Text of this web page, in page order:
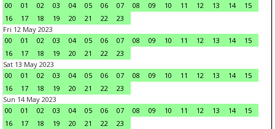
00
01 02 03 04 05 06 07 08 09 10 11 12 13 14
15
16
17 18 19 20 21 22
23
Fri 12 May 2023
00
01 02 03 04 05 06 07 08 09 10 11 12 13 14
15
16
17 18 19 20 21 22
23
Sat 13 May 2023
00
01 02 03 04 05 06 07 08 09 10 11 12 13 14
15
16
17 18 19 20 21 22
23
Sun 14 May 2023
00
01 02 03 04 05 06 07 08 09 10 11 12 13 14
15
16
17 18 19 20 21 22 23